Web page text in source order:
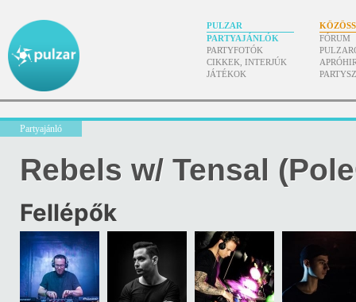
PULZAR
PARTYAJÁNLÓK
PARTYFOTÓK
CIKKEK, INTERJÚK
JÁTÉKOK
FÓRUM
Partyajánló
Rebels w/ Tensal
Fellépők